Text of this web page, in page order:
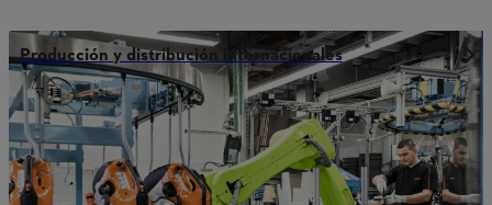
Producción y distribución internacionales